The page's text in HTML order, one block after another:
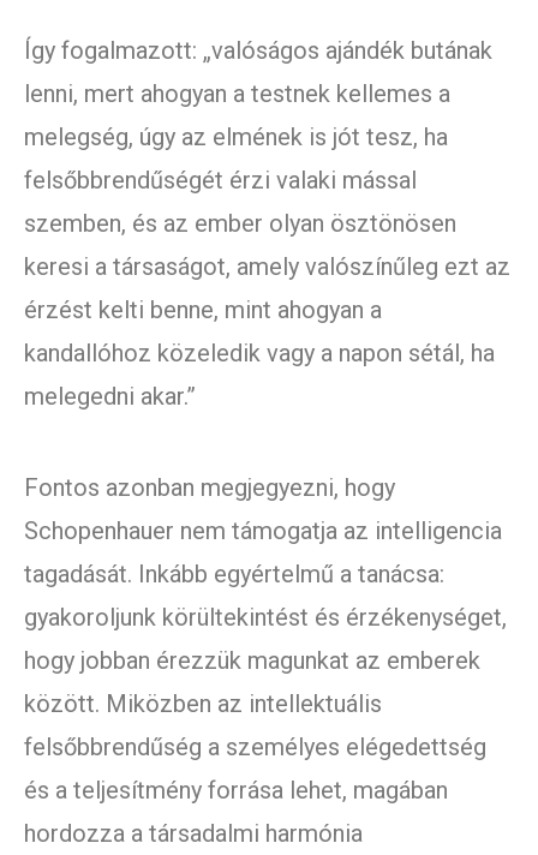
Így fogalmazott: „valóságos ajándék butának
lenni, mert ahogyan a testnek kellemes a
melegség, úgy az elmének is jót tesz, ha
felsőbbrendűségét érzi valaki mással
szemben, és az ember olyan ösztönösen
keresi a társaságot, amely valószínűleg ezt az
érzést kelti benne, mint ahogyan a
kandallóhoz közeledik vagy a napon sétál, ha
melegedni akar.”
Fontos azonban megjegyezni, hogy
Schopenhauer nem támogatja az intelligencia
tagadását. Inkább egyértelmű a tanácsa:
gyakoroljunk körültekintést és érzékenységet,
hogy jobban érezzük magunkat az emberek
között. Miközben az intellektuális
felsőbbrendűség a személyes elégedettség
és a teljesítmény forrása lehet, magában
hordozza a társadalmi harmónia